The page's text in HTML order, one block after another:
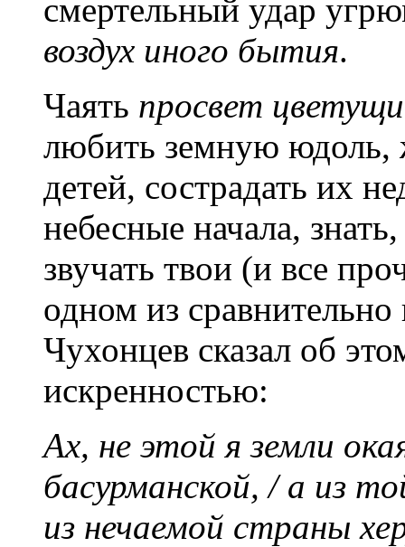
смертельный удар
воздух иного бытия.
Чаять просвет
любить земную
детей, сострадать их
небесные начала,
звучать твои (и все
одном из
Чухонцев сказал об
искренностью:
Ах, не этой я земли
басурманской, / а из
из нечаемой страны